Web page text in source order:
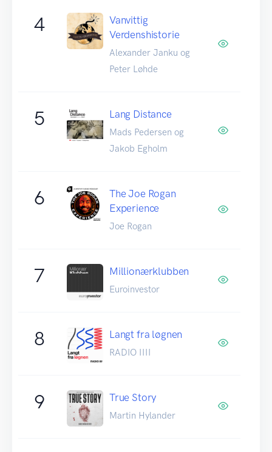
4
Vanvittig
Verdenshistorie
Alexander Janku og
Peter Løhde
5 Lang Distance
Mads Pedersen og
Jakob Egholm
6
The Joe Rogan
Experience
Joe Rogan
7 Millionærklubben
Euroinvestor
8 Langt fra løgnen
RADIO IIII
9 True Story
Martin Hylander